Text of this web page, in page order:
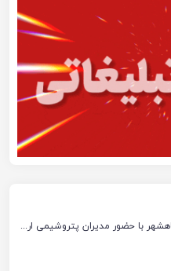
غبارروبی مزار شهدا در ماهشهر با حضور مدیران پتروشیمی اروند و مسئولان شهری